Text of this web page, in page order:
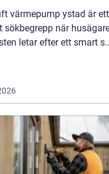
värmepump ystad är ett
sökbegrepp när
letar efter ett smart